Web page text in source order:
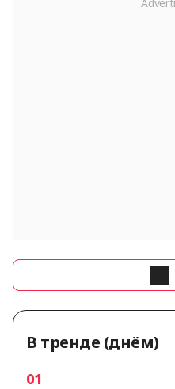
В тренде (днём)
01